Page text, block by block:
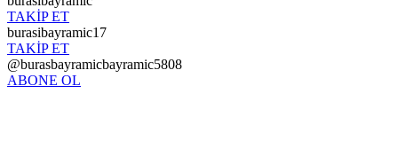
TAKİP ET
burasibayramic17
TAKİP ET
@burasbayramicbayramic5808
ABONE OL